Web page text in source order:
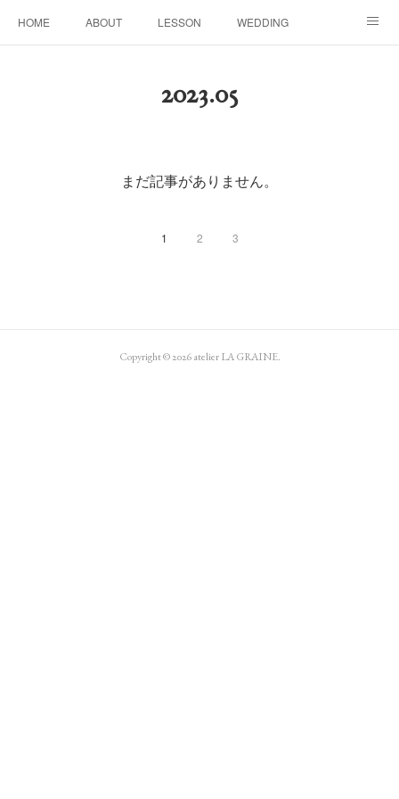
HOME ABOUT LESSON WEDDING
2023.05
まだ記事がありません。
1 2 3
Copyright ©2026atelier LA GRAINE.